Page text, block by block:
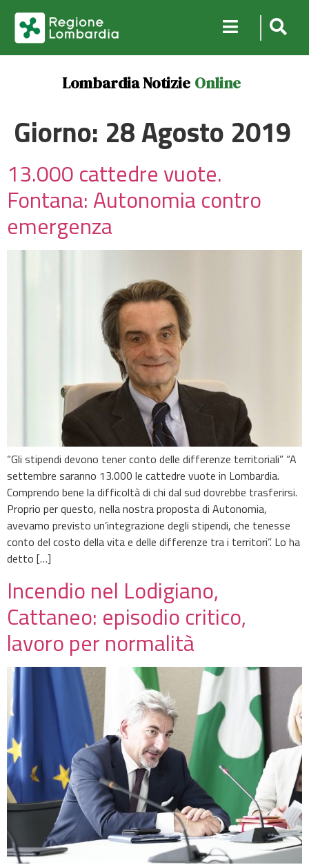
Lombardia Notizie Online
Giorno: 28 Agosto 2019
13.000 cattedre vuote.
Fontana: Autonomia contro
emergenza
“Gli stipendi devono tener conto delle differenze territoriali” “A
settembre saranno 13.000 le cattedre vuote in Lombardia.
Comprendo bene la difficoltà di chi dal sud dovrebbe trasferirsi.
Proprio per questo, nella nostra proposta di Autonomia,
avevamo previsto un’integrazione degli stipendi, che tenesse
conto del costo della vita e delle differenze tra i territori”. Lo ha
detto […]
Incendio nel Lodigiano,
Cattaneo: episodio critico,
lavoro per normalità